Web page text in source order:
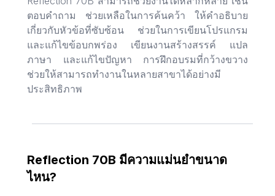
ตอบคำถาม ช่วยเหลือในการค้นคว้า ให้คำอธิบาย
เกี่ยวกับหัวข้อที่ซับซ้อน ช่วยในการเขียนโปรแกรม
และแก้ไขข้อบกพร่อง เขียนงานสร้างสรรค์ แปล
ภาษา และแก้ไขปัญหา การฝึกอบรมที่กว้างขวาง
ช่วยให้สามารถทำงานในหลายสาขาได้อย่างมี
ประสิทธิภาพ
Reflection 70B มีความแม่นยำขนาด
ไหน?